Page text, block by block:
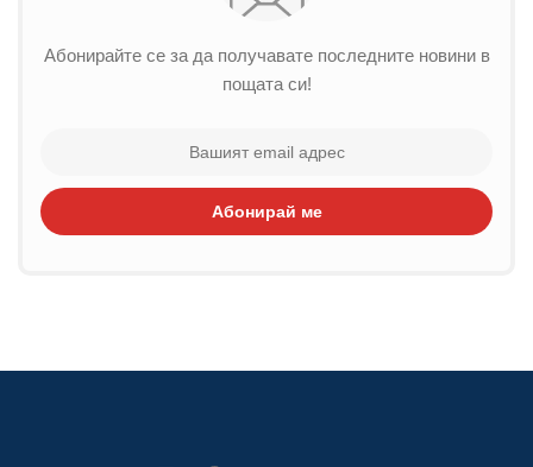
Абонирайте се за да получавате последните новини в
пощата си!
Абонирай ме